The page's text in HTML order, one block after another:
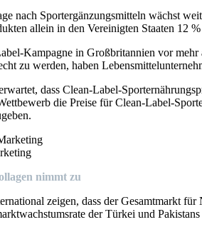
nach Sportergänzungsmitteln wächst
allein in den Vereinigten Staaten 12
Kampagne in Großbritannien vor
zu werden, haben
dass Clean-Label-
die Preise für Clean-Label-
nimmt zu
zeigen, dass der Gesamtmarkt
der Türkei und